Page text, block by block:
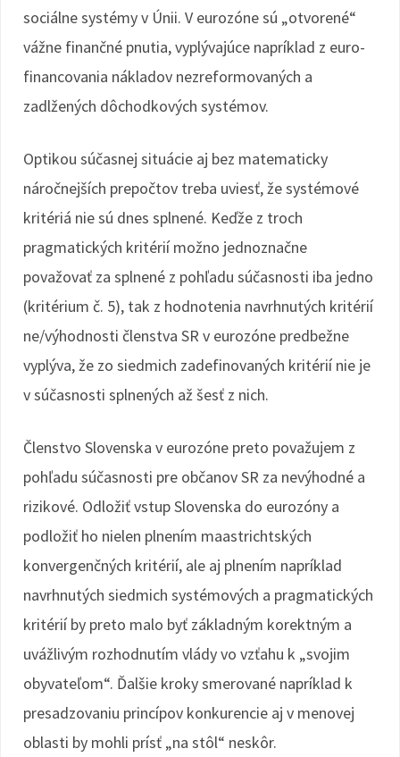
sociálne systémy v Únii. V eurozóne sú „otvorené“
vážne finančné pnutia, vyplývajúce napríklad z euro-
financovania nákladov nezreformovaných a
zadlžených dôchodkových systémov.
Optikou súčasnej situácie aj bez matematicky
náročnejších prepočtov treba uviesť, že systémové
kritériá nie sú dnes splnené. Keďže z troch
pragmatických kritérií možno jednoznačne
považovať za splnené z pohľadu súčasnosti iba jedno
(kritérium č. 5), tak z hodnotenia navrhnutých kritérií
ne/výhodnosti členstva SR v eurozóne predbežne
vyplýva, že zo siedmich zadefinovaných kritérií nie je
v súčasnosti splnených až šesť z nich.
Členstvo Slovenska v eurozóne preto považujem z
pohľadu súčasnosti pre občanov SR za nevýhodné a
rizikové. Odložiť vstup Slovenska do eurozóny a
podložiť ho nielen plnením maastrichtských
konvergenčných kritérií, ale aj plnením napríklad
navrhnutých siedmich systémových a pragmatických
kritérií by preto malo byť základným korektným a
uvážlivým rozhodnutím vlády vo vzťahu k „svojim
obyvateľom“. Ďalšie kroky smerované napríklad k
presadzovaniu princípov konkurencie aj v menovej
oblasti by mohli prísť „na stôl“ neskôr.